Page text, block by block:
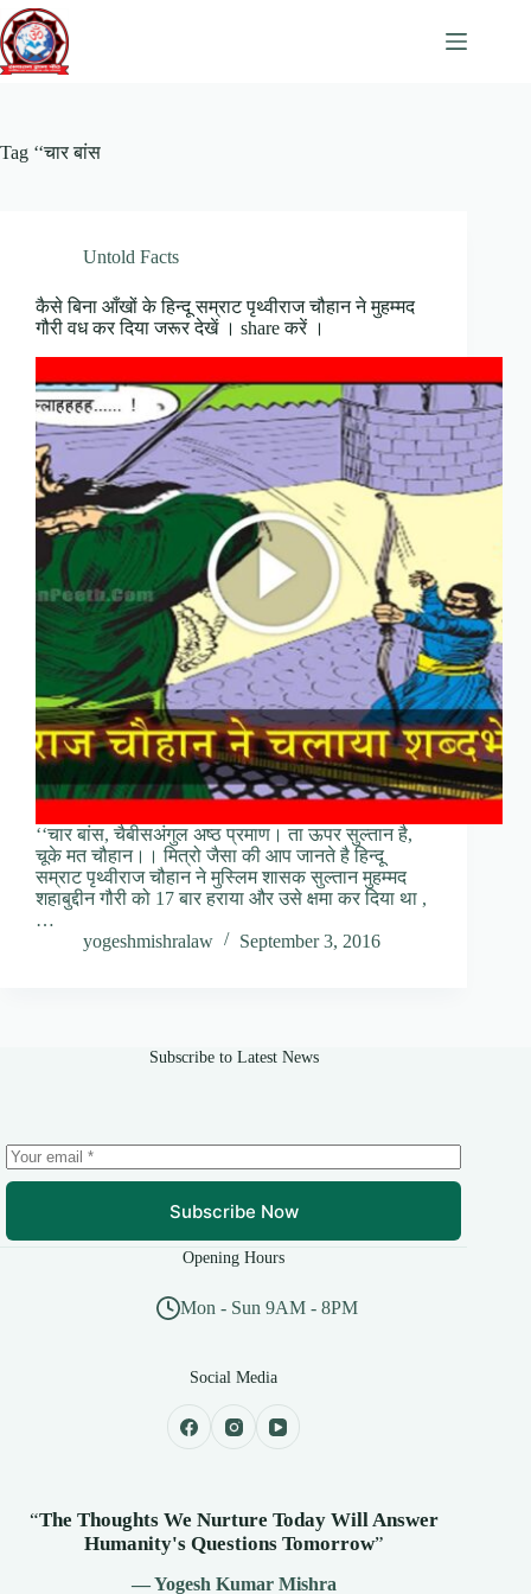
Skip
to
content
Tag ‘‘चार बांस
Untold Facts
कैसे बिना आँखों के हिन्दू सम्राट पृथ्वीराज चौहान ने मुहम्मद
गौरी वध कर दिया जरूर देखें । share करें ।
‘‘चार बांस, चैबीसअंगुल अष्ठ प्रमाण। ता ऊपर सुल्तान है,
चूके मत चौहान।। मित्रो जैसा की आप जानते है हिन्दू
सम्राट पृथ्वीराज चौहान ने मुस्लिम शासक सुल्तान मुहम्मद
शहाबुद्दीन गौरी को 17 बार हराया और उसे क्षमा कर दिया था ,
…
yogeshmishralaw
September 3, 2016
Subscribe to Latest News
Subscribe Now
Opening Hours
Mon - Sun 9AM - 8PM
Social Media
“The Thoughts We Nurture Today Will Answer
Humanity's Questions Tomorrow”
— Yogesh Kumar Mishra